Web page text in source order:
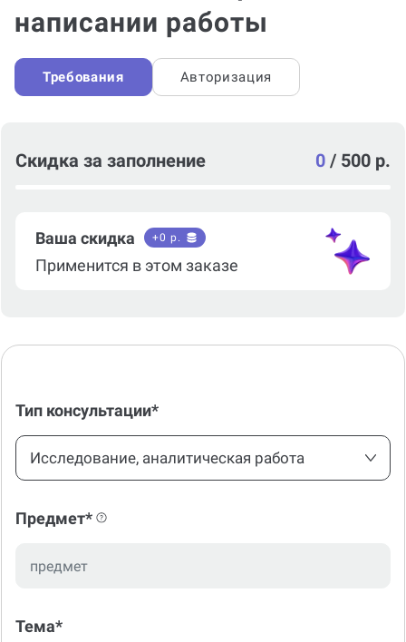
написании работы
Требования Авторизация
Скидка за заполнение 0 / 500 р.
Ваша скидка + 0 р.
Применится в этом заказе
Тип консультации*
Исследование, аналитическая работа
Предмет*
Тема*